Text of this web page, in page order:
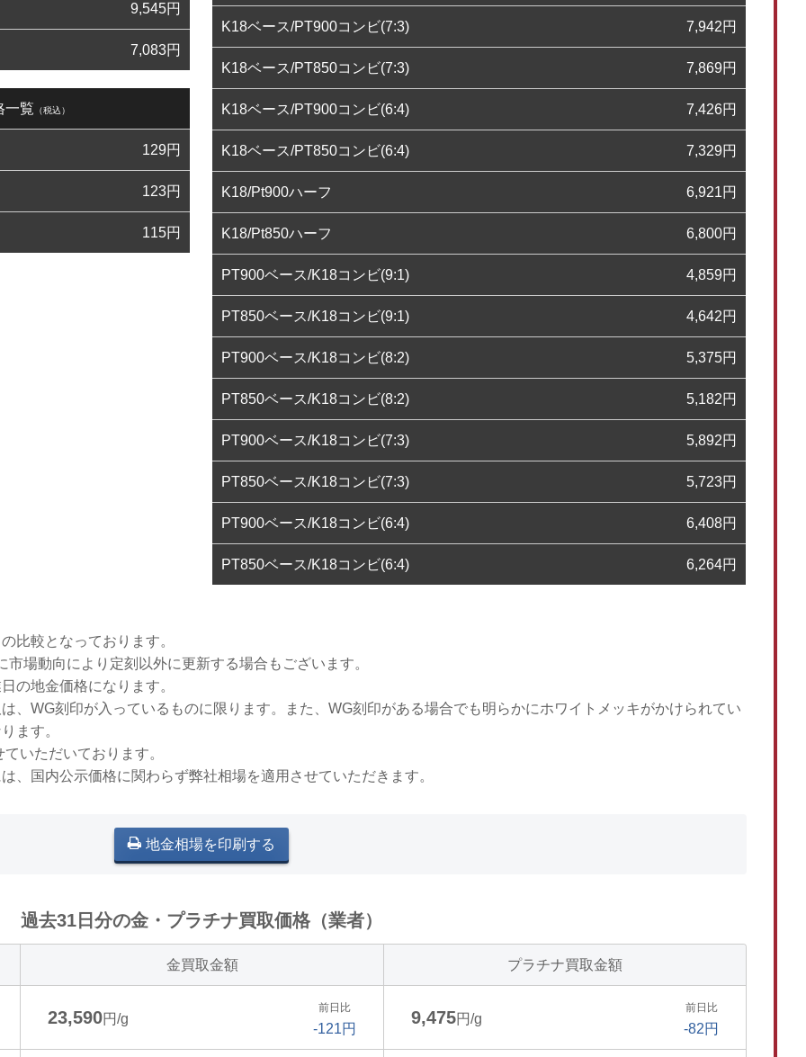
9,545円
7,083円
一覧 （税込）
129円
123円
115円
K18ベース/PT900コンビ(7:3) 7,942円
K18ベース/PT850コンビ(7:3) 7,869円
K18ベース/PT900コンビ(6:4) 7,426円
K18ベース/PT850コンビ(6:4) 7,329円
K18/Pt900ハーフ 6,921円
K18/Pt850ハーフ 6,800円
PT900ベース/K18コンビ(9:1) 4,859円
PT850ベース/K18コンビ(9:1) 4,642円
PT900ベース/K18コンビ(8:2) 5,375円
PT850ベース/K18コンビ(8:2) 5,182円
PT900ベース/K18コンビ(7:3) 5,892円
PT850ベース/K18コンビ(7:3) 5,723円
PT900ベース/K18コンビ(6:4) 6,408円
PT850ベース/K18コンビ(6:4) 6,264円
比較となっております。
場動向により定刻以外に更新する場合もございます。
の地金価格になります。
、WG刻印が入っているものに限ります。また、WG刻印がある場合でも明らかにホワイトメッキがかけられてい
ます。
いただいております。
、国内公示価格に関わらず弊社相場を適用させていただきます。
地金相場を印刷する
過去31日分の金・プラチナ買取価格（業者）
金買取金額 プラチナ買取金額
23,590円/g
前日比
-121円
9,475円/g
前日比
-82円